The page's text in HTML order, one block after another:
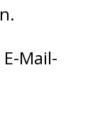
Mail-